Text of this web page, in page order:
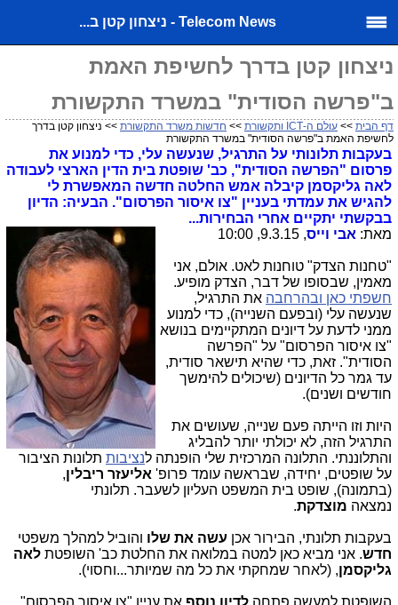
Telecom News - ניצחון קטן ב...
ניצחון קטן בדרך לחשיפת האמת
ב"פרשה הסודית" במשרד התקשורת
דף הבית >> עולם ה-ICT ותקשורת >> חדשות משרד התקשורת >> ניצחון קטן בדרך
לחשיפת האמת ב"פרשה הסודית" במשרד התקשורת
בעקבות תלונותי על התרגיל, שנעשה עלי, כדי למנוע את
פרסום "הפרשה הסודית", כב' שופטת בית הדין הארצי לעבודה
לאה גליקסמן קיבלה אמש החלטה חדשה המאפשרת לי
להגיש את עמדתי בעניין "צו איסור הפרסום". הבעיה: הדיון
בבקשתי יתקיים אחרי הבחירות...
מאת: אבי וייס, 9.3.15, 10:00
"טחנות הצדק" טוחנות לאט. אולם, אני
מאמין, שבסופו של דבר, הצדק מופיע.
חשפתי כאן ובהרחבה את התרגיל,
שנעשה עלי (ובפעם השנייה), כדי למנוע
ממני לדעת על דיונים המתקיימים בנושא
"צו איסור הפרסום" על "הפרשה
הסודית". זאת, כדי שהיא תישאר סודית,
עד גמר כל הדיונים (שיכולים להימשך
חודשים ושנים).
היות וזו הייתה פעם שנייה, שעושים את
התרגיל הזה, לא יכולתי יותר להבליג
והתלוננתי. התלונה המרכזית שלי הופנתה לנציבות תלונות הציבור
על שופטים, יחידה, שבראשה עומד פרופ' אליעזר ריבלין,
(בתמונה), שופט בית המשפט העליון לשעבר. תלונתי
נמצאה מוצדקת.
בעקבות תלונתי, הבירור אכן עשה את שלו והוביל למהלך משפטי
חדש. אני מביא כאן למטה במלואה את החלטת כב' השופטת לאה
גליקסמן, (לאחר שמחקתי את כל מה שמיותר...וחסוי).
השופטת למעשה פתחה לדיון נוסף את עניין "צו איסור הפרסום"